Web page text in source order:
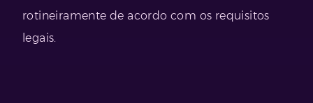
rotineiramente de acordo com os requisitos
legais.